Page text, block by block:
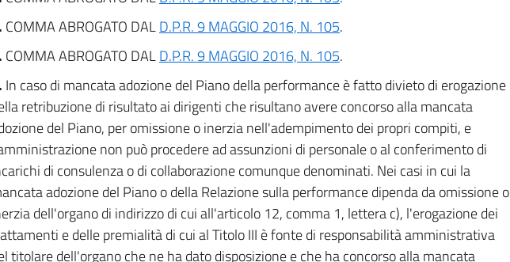
COMMA ABROGATO DALD.P.R. 9 MAGGIO 2016, N. 105.
COMMA ABROGATO DALD.P.R. 9 MAGGIO 2016, N. 105.
In caso di mancata adozione del Piano della performance è fatto divieto di erogazione
retribuzione di risultato ai dirigenti che risultano avere concorso alla mancata
del Piano, per omissione o inerzia nell'adempimento dei propri compiti, e
non può procedere ad assunzioni di personale o al conferimento di
di consulenza o di collaborazione comunque denominati. Nei casi in cui la
adozione del Piano o della Relazione sulla performance dipenda da omissione o
dell'organo di indirizzo di cui all'articolo 12, comma 1, lettera c), l'erogazione dei
e delle premialità di cui al Titolo III è fonte di responsabilità amministrativa
titolare dell'organo che ne ha dato disposizione e che ha concorso alla mancata